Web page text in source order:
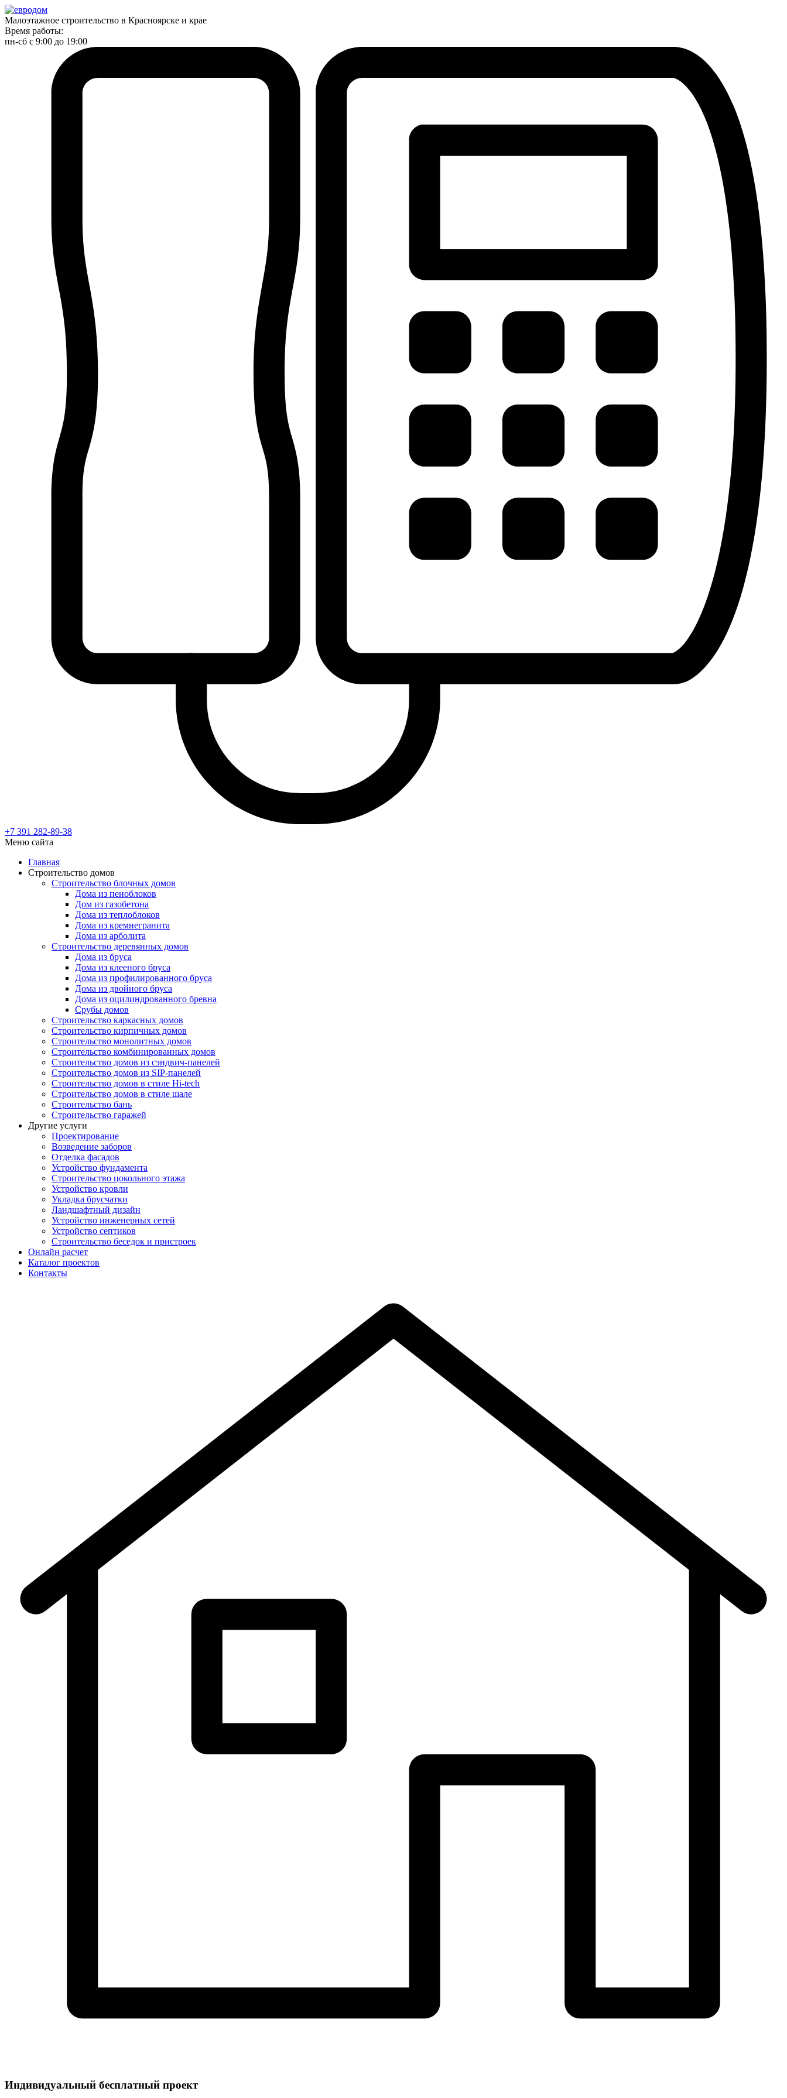
Малоэтажное строительство в Красноярске и крае
Время работы:
пн-сб с 9:00 до 19:00
+7 391 282-89-38
Меню сайта
Главная
Строительство домов
Строительство блочных домов
Дома из пеноблоков
Дом из газобетона
Дома из теплоблоков
Дома из кремнегранита
Дома из арболита
Строительство деревянных домов
Дома из бруса
Дома из клееного бруса
Дома из профилированного бруса
Дома из двойного бруса
Дома из оцилиндрованного бревна
Срубы домов
Строительство каркасных домов
Строительство кирпичных домов
Строительство монолитных домов
Строительство комбинированных домов
Строительство домов из сэндвич-панелей
Строительство домов из SIP-панелей
Строительство домов в стиле Hi-tech
Строительство домов в стиле шале
Строительство бань
Строительство гаражей
Другие услуги
Проектирование
Возведение заборов
Отделка фасадов
Устройство фундамента
Строительство цокольного этажа
Устройство кровли
Укладка брусчатки
Ландшафтный дизайн
Устройство инженерных сетей
Устройство септиков
Строительство беседок и пристроек
Онлайн расчет
Каталог проектов
Контакты
Индивидуальный бесплатный проект